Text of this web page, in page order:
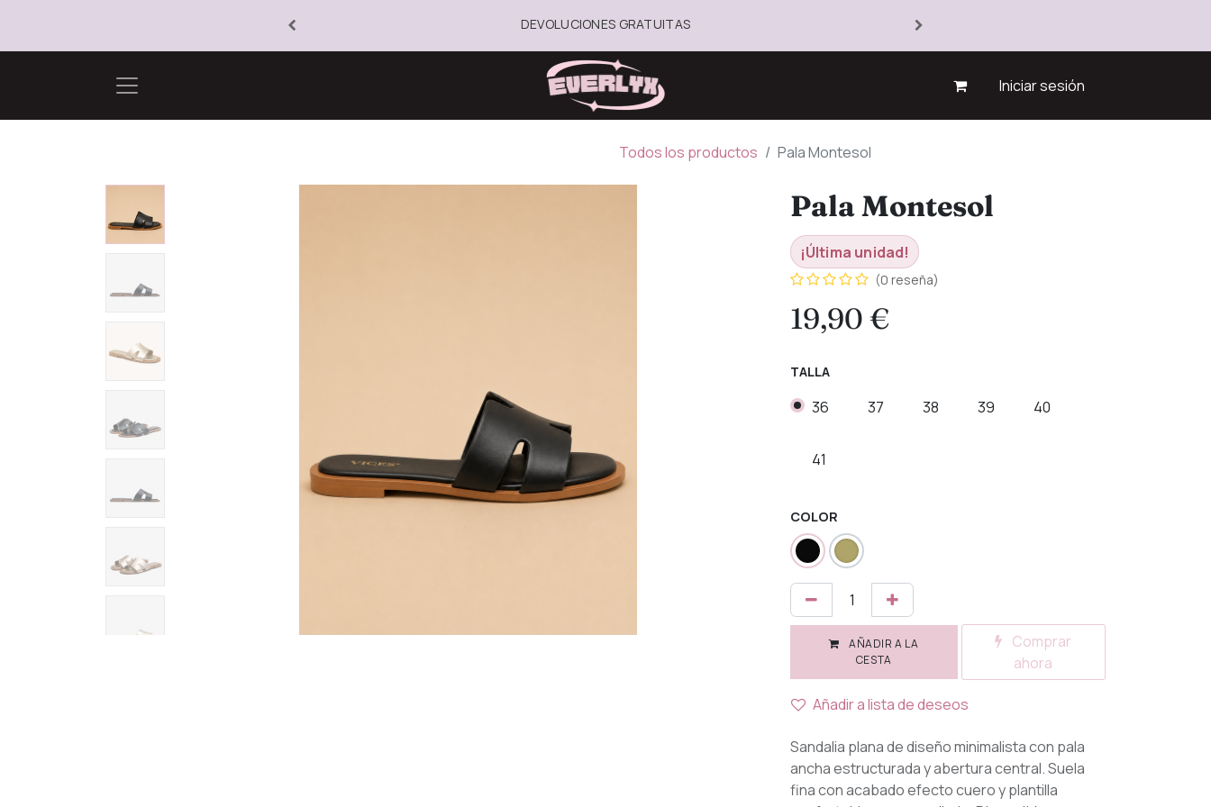
DEVOLUCIONES GRATUITAS
Iniciar sesión
Todos los productos Pala Montesol
Pala Montesol
¡Última unidad!
(0 reseña)
19,90 €
TALLA
36 37 38 39 40
41
COLOR
AÑADIR A LA
CESTA
Comprar
ahora
Añadir a lista de deseos
Sandalia plana de diseño minimalista con pala
ancha estructurada y abertura central. Suela
fina con acabado efecto cuero y plantilla